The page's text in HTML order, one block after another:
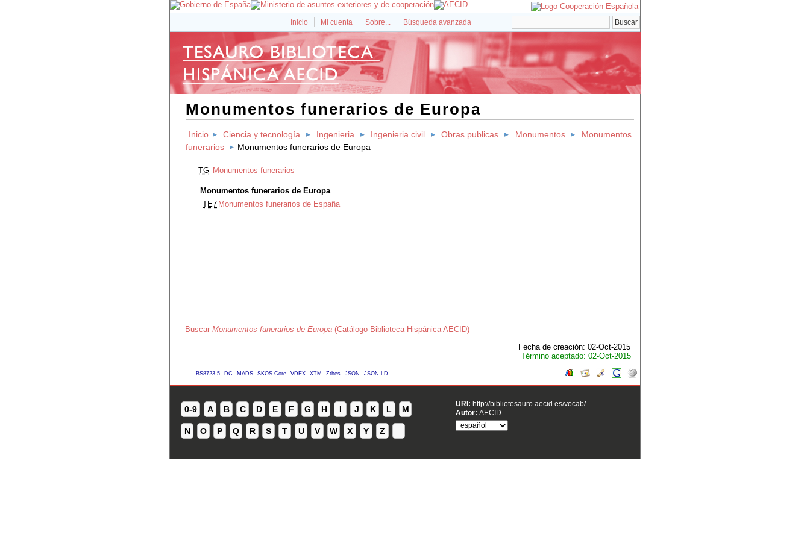
Inicio Mi cuenta Sobre... Búsqueda avanzada
Monumentos funerarios de Europa
Inicio Ciencia y tecnología Ingenieria Ingenieria civil Obras publicas Monumentos
Monumentos
funerarios
Monumentos funerarios de Europa
TG Monumentos funerarios
Monumentos funerarios de Europa
TE7 Monumentos funerarios de España
Buscar Monumentos funerarios de Europa (Catálogo Biblioteca Hispánica AECID)
Fecha de creación: 02-Oct-2015
Término aceptado: 02-Oct-2015
BS8723-5 DC MADS SKOS-Core VDEX XTM Zthes JSON JSON-LD
0-9 A B C D E F G H I J K L M
N O P Q R S T U V W X Y Z
URI: http://bibliotesauro.aecid.es/vocab/
Autor: AECID